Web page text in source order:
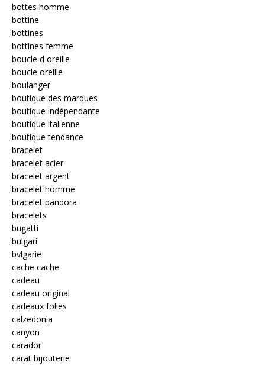
bottes homme
bottine
bottines
bottines femme
boucle d oreille
boucle oreille
boulanger
boutique des marques
boutique indépendante
boutique italienne
boutique tendance
bracelet
bracelet acier
bracelet argent
bracelet homme
bracelet pandora
bracelets
bugatti
bulgari
bvlgarie
cache cache
cadeau
cadeau original
cadeaux folies
calzedonia
canyon
carador
carat bijouterie